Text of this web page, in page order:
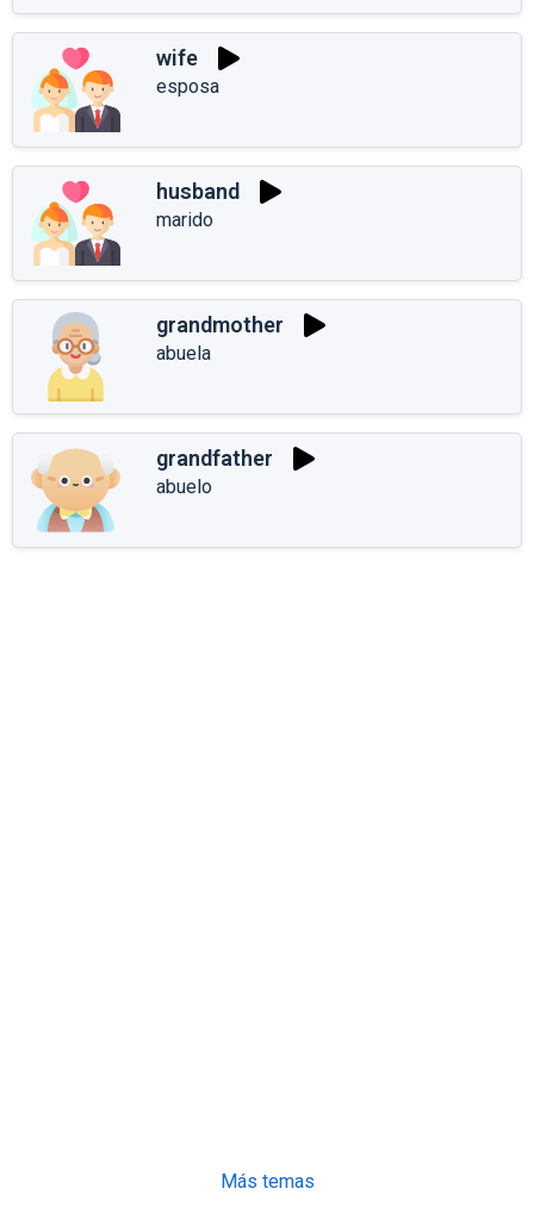
wife
esposa
husband
marido
grandmother
abuela
grandfather
abuelo
Más temas